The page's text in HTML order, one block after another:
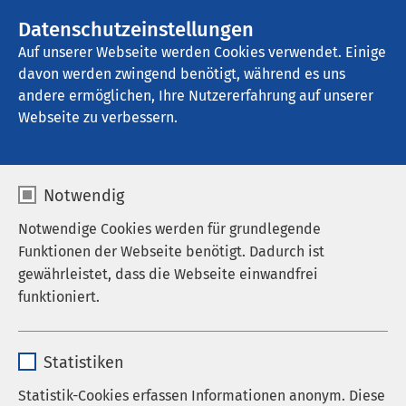
Datenschutzeinstellungen
Auf unserer Webseite werden Cookies verwendet. Einige
davon werden zwingend benötigt, während es uns
andere ermöglichen, Ihre Nutzererfahrung auf unserer
Webseite zu verbessern.
Notwendig
Notwendige Cookies werden für grundlegende
Funktionen der Webseite benötigt. Dadurch ist
gewährleistet, dass die Webseite einwandfrei
funktioniert.
Anbieter sgalinski
Statistiken
Statistik-Cookies erfassen Informationen anonym. Diese
AMEOS Klinikum Aschersleben